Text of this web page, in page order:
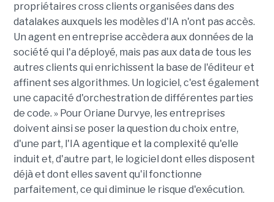
propriétaires cross clients organisées dans des
datalakes auxquels les modèles d'IA n'ont pas accès.
Un agent en entreprise accèdera aux données de la
société qui l'a déployé, mais pas aux data de tous les
autres clients qui enrichissent la base de l'éditeur et
affinent ses algorithmes. Un logiciel, c'est également
une capacité d'orchestration de différentes parties
de code. » Pour Oriane Durvye, les entreprises
doivent ainsi se poser la question du choix entre,
d'une part, l'IA agentique et la complexité qu'elle
induit et, d'autre part, le logiciel dont elles disposent
déjà et dont elles savent qu'il fonctionne
parfaitement, ce qui diminue le risque d'exécution.